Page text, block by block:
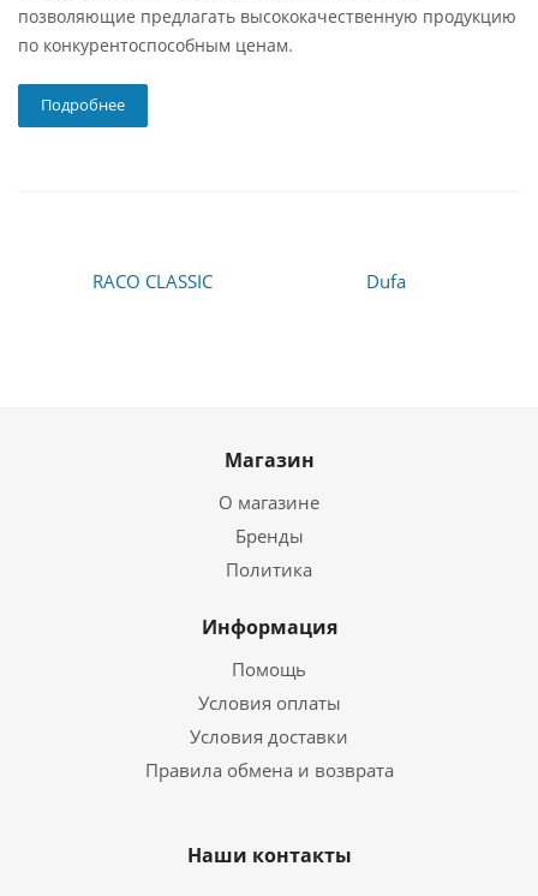
позволяющие предлагать высококачественную продукцию
по конкурентоспособным ценам.
Подробнее
RACO CLASSIC Dufa
Магазин
О магазине
Бренды
Политика
Информация
Помощь
Условия оплаты
Условия доставки
Правила обмена и возврата
Наши контакты